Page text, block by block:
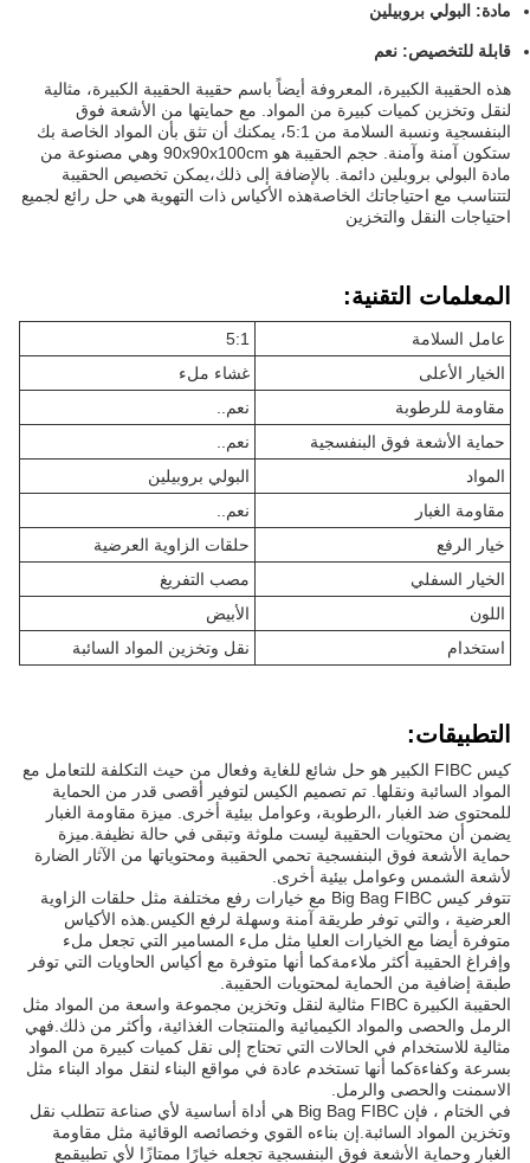
مادة: البولي بروبيلين
قابلة للتخصيص: نعم
هذه الحقيبة الكبيرة، المعروفة أيضاً باسم حقيبة الحقيبة الكبيرة، مثالية
لنقل وتخزين كميات كبيرة من المواد. مع حمايتها من الأشعة فوق
البنفسجية ونسبة السلامة من 5:1، يمكنك أن تثق بأن المواد الخاصة بك
ستكون آمنة وآمنة. حجم الحقيبة هو 90x90x100cm وهي مصنوعة من
مادة البولي بروبلين دائمة. بالإضافة إلى ذلك،يمكن تخصيص الحقيبة
لتتناسب مع احتياجاتك الخاصةهذه الأكياس ذات التهوية هي حل رائع لجميع
احتياجات النقل والتخزين
المعلمات التقنية:
عامل السلامة
5:1
الخيار الأعلى
غشاء ملء
مقاومة للرطوبة
نعم..
حماية الأشعة فوق البنفسجية
نعم..
المواد
البولي بروبيلين
مقاومة الغبار
نعم..
خيار الرفع
حلقات الزاوية العرضية
الخيار السفلي
مصب التفريغ
اللون
الأبيض
استخدام
نقل وتخزين المواد السائبة
التطبيقات:
كيس FIBC الكبير هو حل شائع للغاية وفعال من حيث التكلفة للتعامل مع
المواد السائبة ونقلها. تم تصميم الكيس لتوفير أقصى قدر من الحماية
للمحتوى ضد الغبار ،الرطوبة، وعوامل بيئية أخرى. ميزة مقاومة الغبار
يضمن أن محتويات الحقيبة ليست ملوثة وتبقى في حالة نظيفة.ميزة
حماية الأشعة فوق البنفسجية تحمي الحقيبة ومحتوياتها من الآثار الضارة
لأشعة الشمس وعوامل بيئية أخرى.
تتوفر كيس Big Bag FIBC مع خيارات رفع مختلفة مثل حلقات الزاوية
العرضية ، والتي توفر طريقة آمنة وسهلة لرفع الكيس.هذه الأكياس
متوفرة أيضا مع الخيارات العليا مثل ملء المسامير التي تجعل ملء
وإفراغ الحقيبة أكثر ملاءمةكما أنها متوفرة مع أكياس الحاويات التي توفر
طبقة إضافية من الحماية لمحتويات الحقيبة.
الحقيبة الكبيرة FIBC مثالية لنقل وتخزين مجموعة واسعة من المواد مثل
الرمل والحصى والمواد الكيميائية والمنتجات الغذائية، وأكثر من ذلك.فهي
مثالية للاستخدام في الحالات التي تحتاج إلى نقل كميات كبيرة من المواد
بسرعة وكفاءةكما أنها تستخدم عادة في مواقع البناء لنقل مواد البناء مثل
الاسمنت والحصى والرمل.
في الختام ، فإن Big Bag FIBC هي أداة أساسية لأي صناعة تتطلب نقل
وتخزين المواد السائبة.إن بناءه القوي وخصائصه الوقائية مثل مقاومة
الغبار وحماية الأشعة فوق البنفسجية تجعله خيارًا ممتازًا لأي تطبيقمع